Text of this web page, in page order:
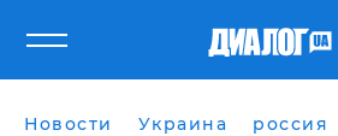
Новости Украина россия